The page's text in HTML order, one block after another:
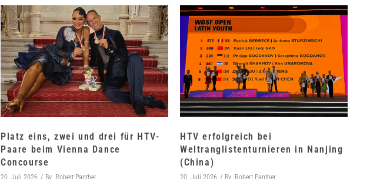
Platz eins, zwei und drei für HTV-
Paare beim Vienna Dance
Concourse
HTV erfolgreich bei
Weltranglistenturnieren in Nanjing
(China)